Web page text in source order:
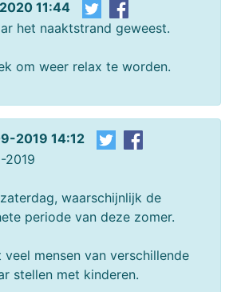
11:44
het naaktstrand geweest.
om weer relax te worden.
2019 14:12
2019
waarschijnlijk de
periode van deze zomer.
mensen van verschillende
stellen met kinderen.